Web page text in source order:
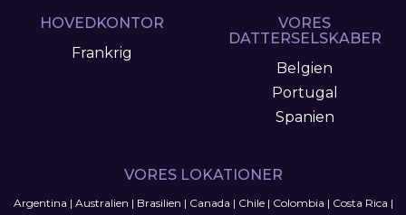
HOVEDKONTOR
Frankrig
VORES
DATTERSELSKABER
Belgien
Portugal
Spanien
VORES LOKATIONER
Argentina | Australien | Brasilien | Canada | Chile| Colombia | Costa Rica |